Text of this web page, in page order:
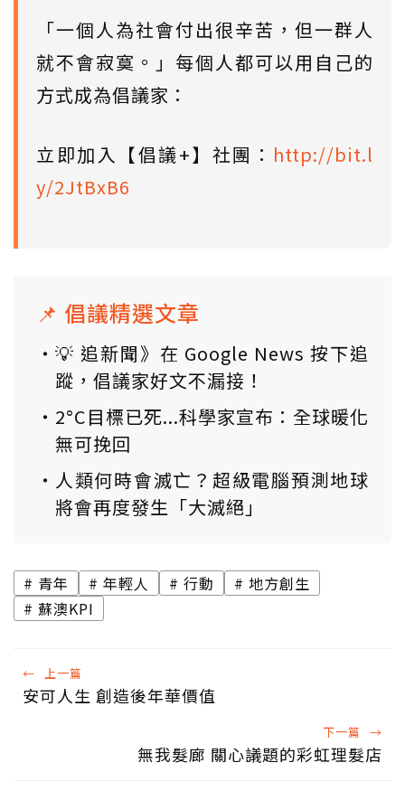
「一個人為社會付出很辛苦，但一群人
就不會寂寞。」每個人都可以用自己的
方式成為倡議家：
立即加入【倡議+】社團： http://bit.l
y/2JtBxB6
📌 倡議精選文章
💡 追新聞》在 Google News 按下追
蹤，倡議家好文不漏接！
2°C目標已死...科學家宣布：全球暖化
無可挽回
人類何時會滅亡？超級電腦預測地球
將會再度發生「大滅絕」
青年 年輕人 行動
地方創生
蘇澳KPI
← 上一篇
安可人生 創造後年華價值
下一篇 →
無我髮廊 關心議題的彩虹理髮店